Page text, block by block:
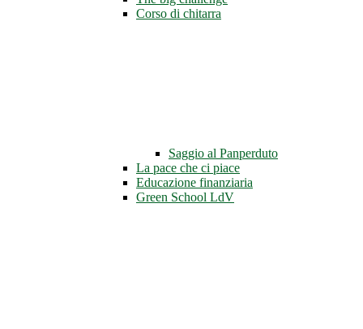
Corso di chitarra
Saggio al Panperduto
La pace che ci piace
Educazione finanziaria
Green School LdV